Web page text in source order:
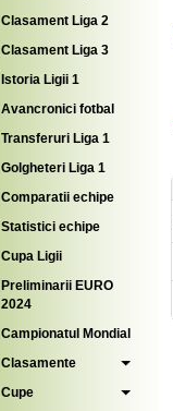
Clasament Liga 2
Clasament Liga 3
Istoria Ligii 1
Avancronici fotbal
Transferuri Liga 1
Golgheteri Liga 1
Comparatii echipe
Statistici echipe
Cupa Ligii
Preliminarii EURO
2024
Campionatul Mondial
Clasamente
Cupe